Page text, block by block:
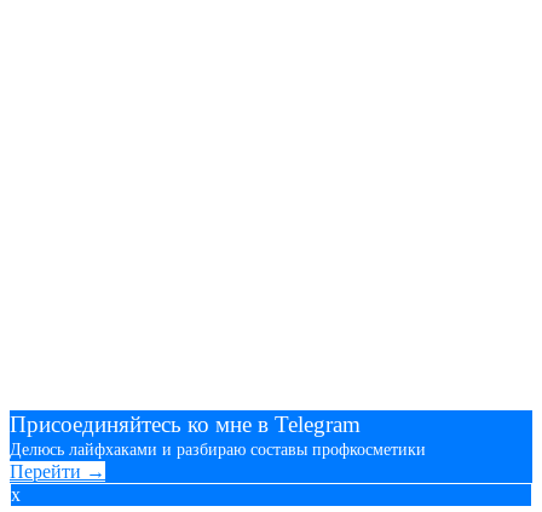
Присоединяйтесь ко мне в Telegram
Делюсь лайфхаками и разбираю составы профкосметики
Перейти →
x